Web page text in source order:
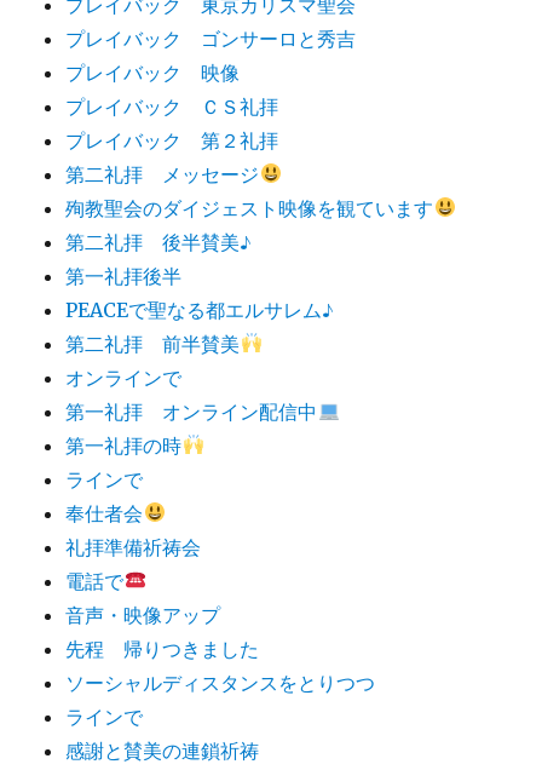
プレイバック ゴンサーロと秀吉
プレイバック 映像
プレイバック ＣＳ礼拝
プレイバック 第２礼拝
第二礼拝 メッセージ
殉教聖会のダイジェスト映像を観ています
第二礼拝 後半賛美♪
第一礼拝後半
PEACEで聖なる都エルサレム♪
第二礼拝 前半賛美
オンラインで
第一礼拝 オンライン配信中
第一礼拝の時
ラインで
奉仕者会
礼拝準備祈祷会
電話で
音声・映像アップ
先程 帰りつきました
ソーシャルディスタンスをとりつつ
ラインで
感謝と賛美の連鎖祈祷